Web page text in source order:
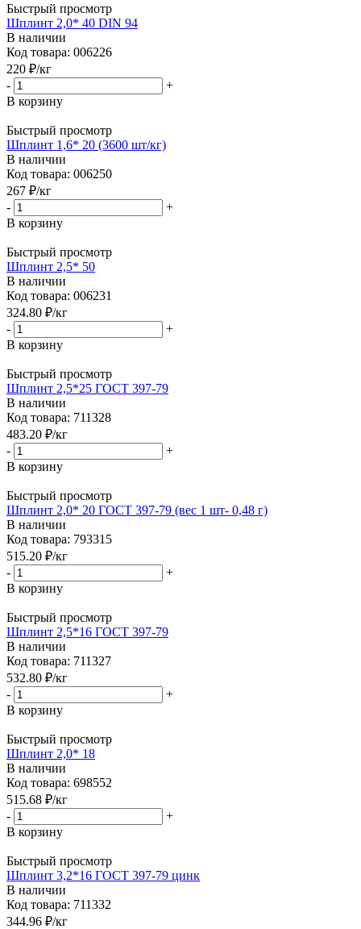
Быстрый просмотр
Шплинт 2,0* 40 DIN 94
В наличии
Код товара: 006226
220 ₽/кг
-
+
В корзину
Быстрый просмотр
Шплинт 1,6* 20 (3600 шт/кг)
В наличии
Код товара: 006250
267 ₽/кг
-
+
В корзину
Быстрый просмотр
Шплинт 2,5* 50
В наличии
Код товара: 006231
324.80 ₽/кг
-
+
В корзину
Быстрый просмотр
Шплинт 2,5*25 ГОСТ 397-79
В наличии
Код товара: 711328
483.20 ₽/кг
-
+
В корзину
Быстрый просмотр
Шплинт 2,0* 20 ГОСТ 397-79 (вес 1 шт- 0,48 г)
В наличии
Код товара: 793315
515.20 ₽/кг
-
+
В корзину
Быстрый просмотр
Шплинт 2,5*16 ГОСТ 397-79
В наличии
Код товара: 711327
532.80 ₽/кг
-
+
В корзину
Быстрый просмотр
Шплинт 2,0* 18
В наличии
Код товара: 698552
515.68 ₽/кг
-
+
В корзину
Быстрый просмотр
Шплинт 3,2*16 ГОСТ 397-79 цинк
В наличии
Код товара: 711332
344.96 ₽/кг